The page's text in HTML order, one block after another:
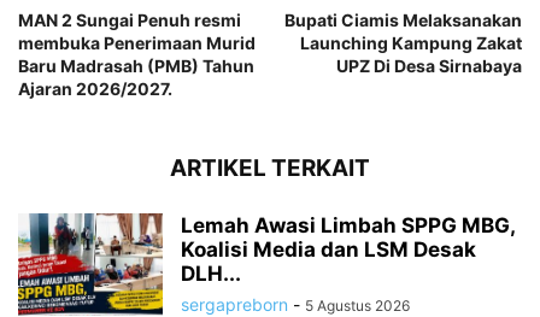
MAN 2 Sungai Penuh resmi
membuka Penerimaan Murid
Baru Madrasah (PMB) Tahun
Ajaran 2026/2027.
Bupati Ciamis Melaksanakan
Launching Kampung Zakat
UPZ Di Desa Sirnabaya
ARTIKEL TERKAIT
Lemah Awasi Limbah SPPG MBG,
Koalisi Media dan LSM Desak
DLH...
sergapreborn - 5 Agustus 2026